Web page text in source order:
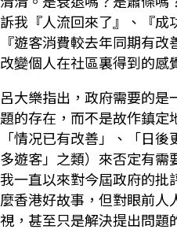
訴我『人流回來了』、『成
『遊客消費較去年同期有
改變個人在社區裏得到的感
呂大樂指出，政府需要的是
題的存在，而不是故作鎮定
「情况已有改善」、「日
多遊客」之類）來否定有需
我一直以來對今屆政府的批
麼香港好故事，但對眼前人
視，甚至只是解決提出問題